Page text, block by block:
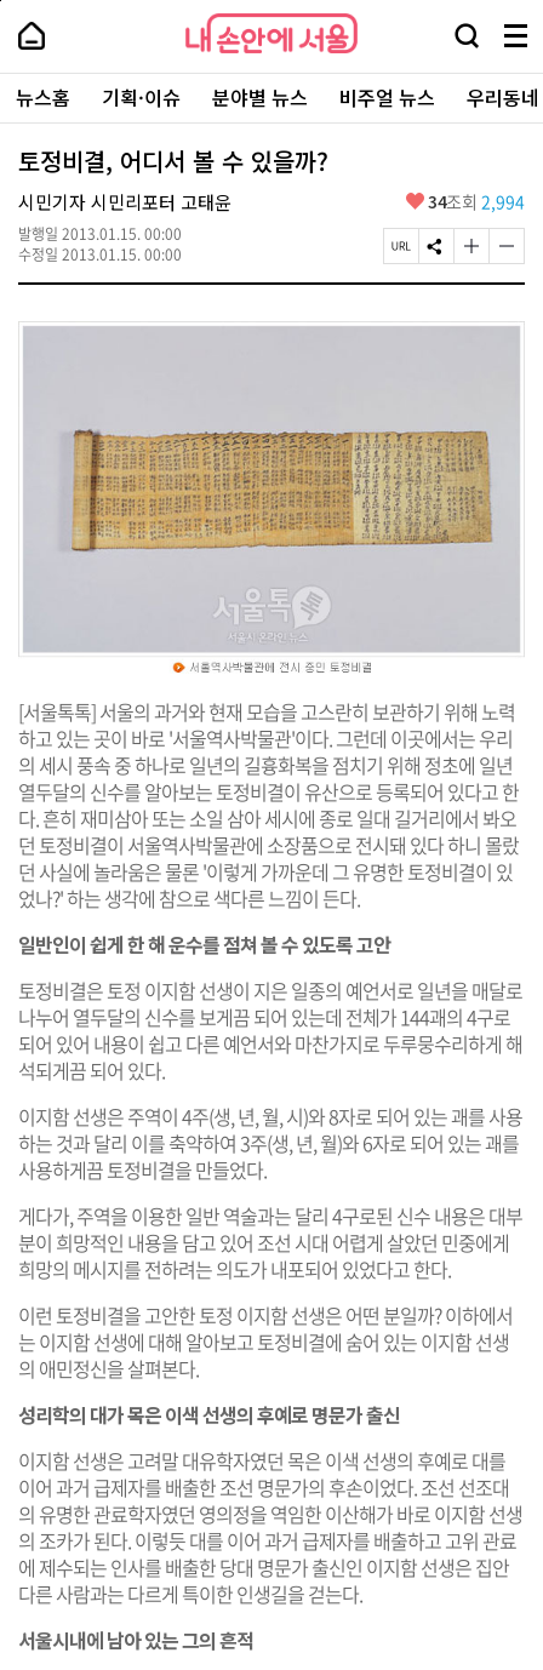
본
로
가
내
손
안
에
서
울
-
서
울
시
대
표
소
포
내
손
에
울
검
창
열
기
메
뉴
전
체
보
주
요
서
뉴스홈 기획·이슈 분야별 뉴스 비주얼 뉴스 우리동
토정비결, 어디서 볼 수 있을까?
시민기자 시민리포터 고태윤
발행일 2013.01.15. 00:00
수정일 2013.01.15. 00:00
좋
요
34조회 2,994
페
이
U
S
N
공
글
자
기
기
글
자
기
[서울톡톡] 서울의 과거와 현재 모습을 고스란히 보관하기 위해 노력
하고 있는 곳이 바로 '서울역사박물관'이다. 그런데 이곳에서는 우리
의 세시 풍속 중 하나로 일년의 길흉화복을 점치기 위해 정초에 일년
열두달의 신수를 알아보는 토정비결이 유산으로 등록되어 있다고 한
다. 흔히 재미삼아 또는 소일 삼아 세시에 종로 일대 길거리에서 봐오
던 토정비결이 서울역사박물관에 소장품으로 전시돼 있다 하니 몰랐
던 사실에 놀라움은 물론 '이렇게 가까운데 그 유명한 토정비결이 있
었나?' 하는 생각에 참으로 색다른 느낌이 든다.
일반인이 쉽게 한 해 운수를 점쳐 볼 수 있도록 고안
토정비결은 토정 이지함 선생이 지은 일종의 예언서로 일년을 매달로
나누어 열두달의 신수를 보게끔 되어 있는데 전체가 144괘의 4구로
되어 있어 내용이 쉽고 다른 예언서와 마찬가지로 두루뭉수리하게 해
석되게끔 되어 있다.
이지함 선생은 주역이 4주(생, 년, 월, 시)와 8자로 되어 있는 괘를 사용
하는 것과 달리 이를 축약하여 3주(생, 년, 월)와 6자로 되어 있는 괘를
사용하게끔 토정비결을 만들었다.
게다가, 주역을 이용한 일반 역술과는 달리 4구로된 신수 내용은 대부
분이 희망적인 내용을 담고 있어 조선 시대 어렵게 살았던 민중에게
희망의 메시지를 전하려는 의도가 내포되어 있었다고 한다.
이런 토정비결을 고안한 토정 이지함 선생은 어떤 분일까? 이하에서
는 이지함 선생에 대해 알아보고 토정비결에 숨어 있는 이지함 선생
의 애민정신을 살펴본다.
성리학의 대가 목은 이색 선생의 후예로 명문가 출신
이지함 선생은 고려말 대유학자였던 목은 이색 선생의 후예로 대를
이어 과거 급제자를 배출한 조선 명문가의 후손이었다. 조선 선조대
의 유명한 관료학자였던 영의정을 역임한 이산해가 바로 이지함 선생
의 조카가 된다. 이렇듯 대를 이어 과거 급제자를 배출하고 고위 관료
에 제수되는 인사를 배출한 당대 명문가 출신인 이지함 선생은 집안
다른 사람과는 다르게 특이한 인생길을 걷는다.
서울시내에 남아 있는 그의 흔적
페
상
단
로